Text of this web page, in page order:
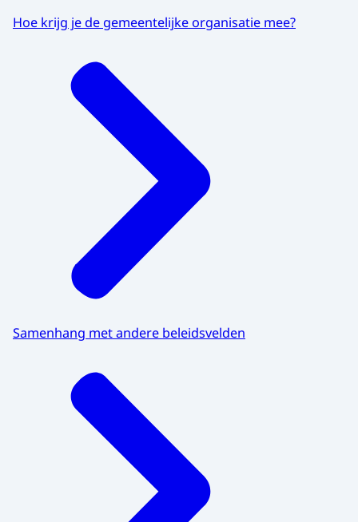
Hoe krijg je de gemeentelijke organisatie mee?
Samenhang met andere beleidsvelden